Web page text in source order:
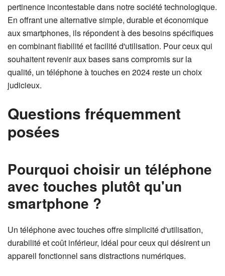
pertinence incontestable dans notre société technologique.
En offrant une alternative simple, durable et économique
aux smartphones, ils répondent à des besoins spécifiques
en combinant fiabilité et facilité d'utilisation. Pour ceux qui
souhaitent revenir aux bases sans compromis sur la
qualité, un téléphone à touches en 2024 reste un choix
judicieux.
Questions fréquemment
posées
Pourquoi choisir un téléphone
avec touches plutôt qu'un
smartphone ?
Un téléphone avec touches offre simplicité d'utilisation,
durabilité et coût inférieur, idéal pour ceux qui désirent un
appareil fonctionnel sans distractions numériques.